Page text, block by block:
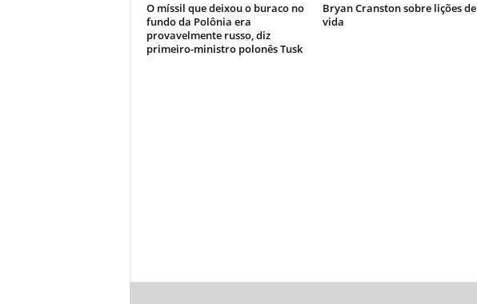
O míssil que deixou o buraco no
fundo da Polônia era
provavelmente russo, diz
primeiro-ministro polonês Tusk
Bryan Cranston sobre lições de
vida